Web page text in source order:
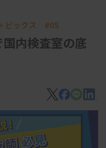
ピックス #05
内検査室の底